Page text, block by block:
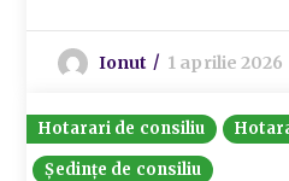
Ionut 1 aprilie 2026
Hotarari de consiliu
Ședințe de consiliu